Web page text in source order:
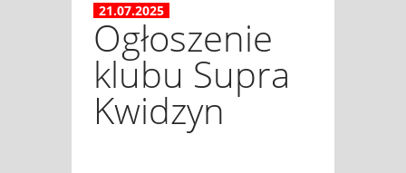
21.07.2025
Ogłoszenie
klubu Supra
Kwidzyn